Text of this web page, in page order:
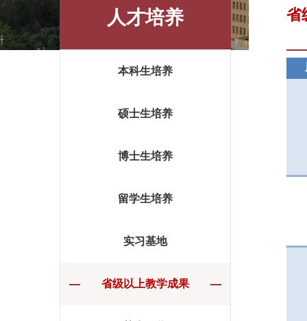
人才培养
本科生培养
硕士生培养
博士生培养
留学生培养
实习基地
省级以上教学成果
省